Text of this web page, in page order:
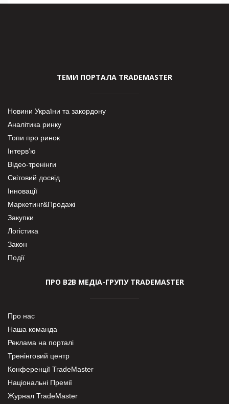
ТЕМИ ПОРТАЛА TRADEMASTER
Новини України та закордону
Аналітика ринку
Топи про ринок
Інтерв’ю
Відео-тренінги
Світовий досвід
Інновації
Маркетинг&Продажі
Закупки
Логістика
Закон
Події
ПРО В2В МЕДІА-ГРУПУ TRADEMASTER
Про нас
Наша команда
Реклама на порталі
Тренінговий центр
Конференції TradeMaster
Національні Премії
Журнал TradeMaster